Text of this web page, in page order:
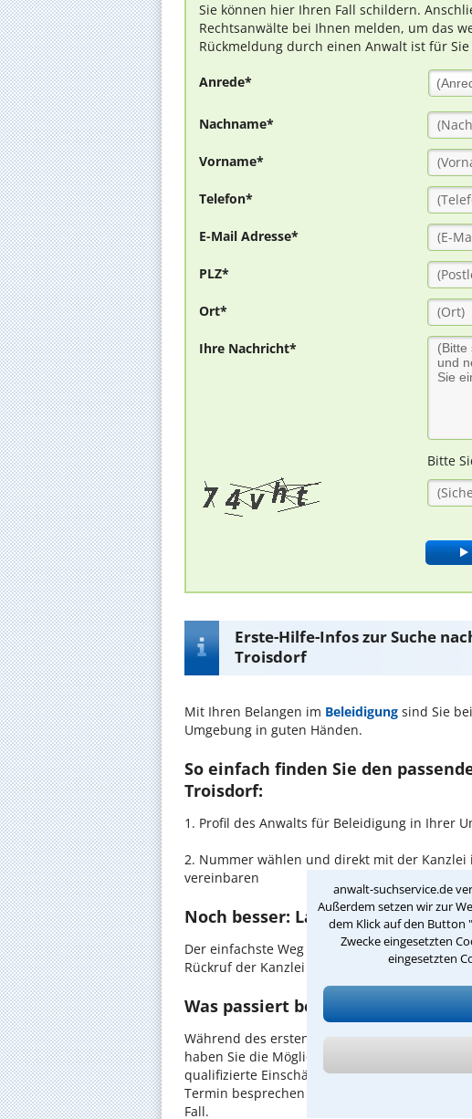
anwalt-suchservice.de
Außerdem setzen wir zur
dem Klick auf den Button
Zwecke eingesetzten
eingesetzten
Sie können hier Ihren Fall schildern.
Rechtsanwälte bei Ihnen melden, um das
Rückmeldung durch einen Anwalt ist für Sie
Anrede*
Nachname*
Vorname*
Telefon*
E-Mail Adresse*
PLZ*
Ort*
Ihre Nachricht*
Bitte
Erste-Hilfe-Infos zur Suche
Troisdorf
Mit Ihren Belangen im Beleidigung sind Sie
Umgebung in guten Händen.
So einfach finden Sie den
Troisdorf:
1. Profil des Anwalts für Beleidigung in Ihrer
2. Nummer wählen und direkt mit der
vereinbaren
Noch besser: Lassen Sie sich
Der einfachste Weg zum Anwalt in Troisdorf
Rückruf der Kanzlei anzufordern - probieren
Was passiert beim anwaltlichen
Während des ersten Gesprächs mit Ihrem
haben Sie die Möglichkeit, in Ruhe den
qualifizierte Einschätzung zu Ihrem Fall und
Termin besprechen Sie dann mit Ihrem
Fall.